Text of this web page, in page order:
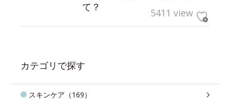
て？
5411 view
カテゴリで探す
スキンケア（169）